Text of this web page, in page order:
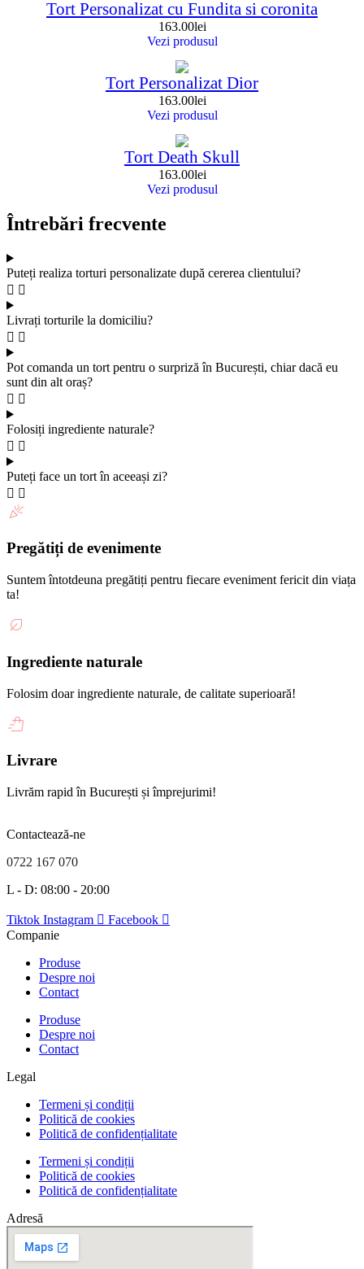
Tort Personalizat cu Fundita si coronita
163.00lei
Vezi produsul
Tort Personalizat Dior
163.00lei
Vezi produsul
Tort Death Skull
163.00lei
Vezi produsul
Întrebări frecvente
Puteți realiza torturi personalizate după cererea clientului?
Livrați torturile la domiciliu?
Pot comanda un tort pentru o surpriză în București, chiar dacă eu
sunt din alt oraș?
Folosiți ingrediente naturale?
Puteți face un tort în aceeași zi?
Pregătiți de evenimente
Suntem întotdeuna pregătiți pentru fiecare eveniment fericit din viața
ta!
Ingrediente naturale
Folosim doar ingrediente naturale, de calitate superioară!
Livrare
Livrăm rapid în București și împrejurimi!
Contactează-ne
0722 167 070
L - D: 08:00 - 20:00
Tiktok Instagram
Facebook
Companie
Produse
Despre noi
Contact
Produse
Despre noi
Contact
Legal
Termeni și condiții
Politică de cookies
Politică de confidențialitate
Termeni și condiții
Politică de cookies
Politică de confidențialitate
Adresă